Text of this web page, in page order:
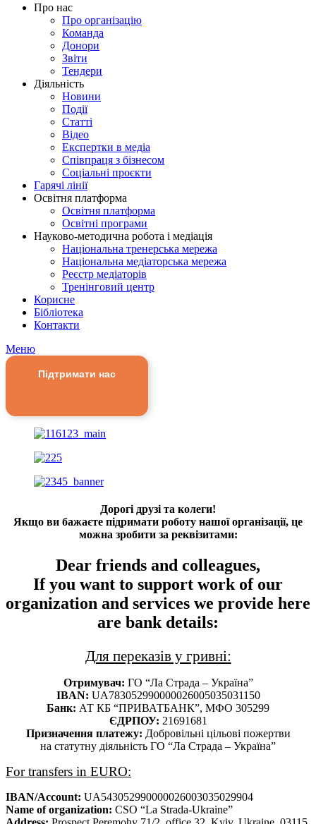
Про нас
Про організацію
Команда
Донори
Звіти
Тендери
Діяльність
Новини
Події
Статті
Відео
Експертки в медіа
Співпраця з бізнесом
Соціальні проєкти
Гарячі лінії
Освітня платформа
Освітня платформа
Освітні програми
Науково-методична робота і медіація
Національна тренерська мережа
Національна медіаторська мережа
Реєстр медіаторів
Тренінговий центр
Корисне
Бібліотека
Контакти
Меню
Підтримати нас
Дорогі друзі та колеги!
Якщо ви бажаєте підримати роботу нашої організації, це
можна зробити за реквізитами:
Dear friends and colleagues,
If you want to support work of our
organization and services we provide here
are bank details:
Для переказів у гривні:
Отримувач: ГО “Ла Страда – Україна”
IBAN: UA783052990000026005035031150
Банк: АТ КБ “ПРИВАТБАНК”, МФО 305299
ЄДРПОУ: 21691681
Призначення платежу: Добровільні цільові пожертви
на статутну діяльність ГО “Ла Страда – Україна”
For transfers in EURO:
IBAN/Account: UA543052990000026003035029904
Name of organization: CSO “La Strada-Ukraine”